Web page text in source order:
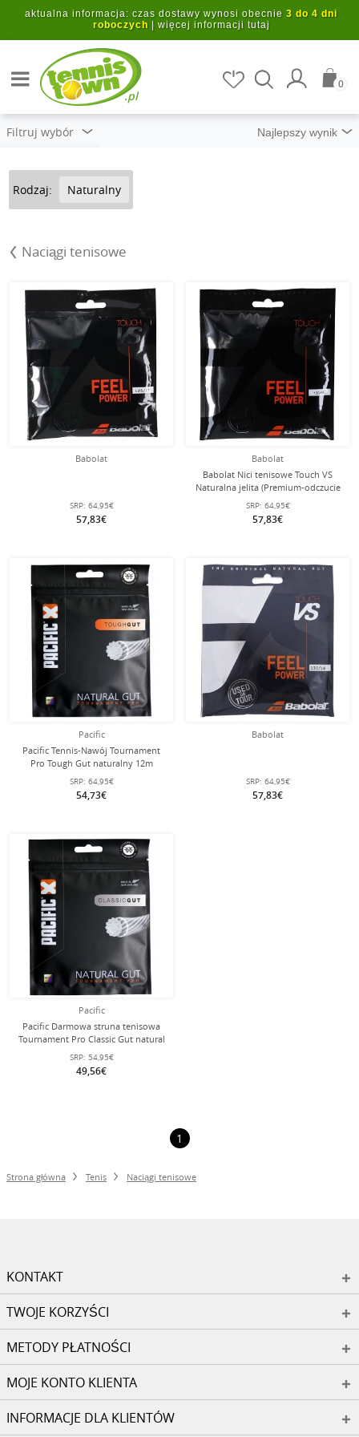
Przejdź do głównej treści
aktualna informacja: czas dostawy wynosi obecnie 3 do 4 dni
roboczych| więcej informacji tutaj
.pl
0
Filtruj wybór
Rodzaj: Naturalny
Naciągi tenisowe
Babolat
SRP: 64,95€
57,83€
Babolat
Babolat Nici tenisowe Touch VS
Naturalna jelita (Premium-odczucie
gry) natural 12m zestaw
SRP: 64,95€
57,83€
Pacific
Pacific Tennis-Nawój Tournament
Pro Tough Gut naturalny 12m
Zestaw
SRP: 64,95€
54,73€
Babolat
SRP: 64,95€
57,83€
Pacific
Pacific Darmowa struna tenisowa
Tournament Pro Classic Gut natural
12m Zestaw
SRP: 54,95€
49,56€
1
Strona główna Tenis Naciągi tenisowe
KONTAKT
TWOJE KORZYŚCI
METODY PŁATNOŚCI
MOJE KONTO KLIENTA
INFORMACJE DLA KLIENTÓW